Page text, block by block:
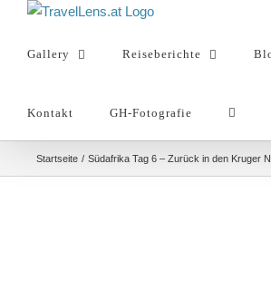
springenGallery Reiseberichte
Kontakt GH-Fotografie
Startseite Südafrika Tag 6 – Zurück in den Kruger